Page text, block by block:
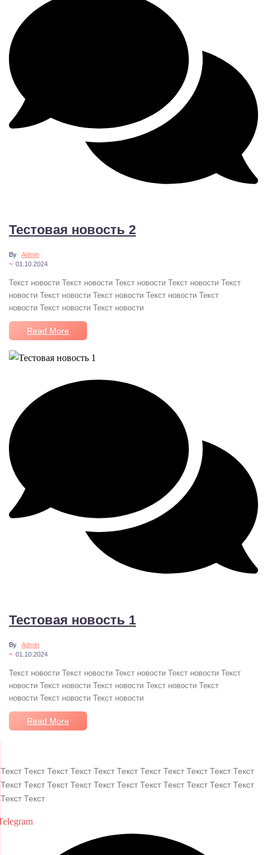
Тестовая новость 2
By
Admin
~ 01.10.2024
Текст новости Текст новости Текст новости Текст новости Текст
новости Текст новости Текст новости Текст новости Текст
новости Текст новости Текст новости
Read More
Тестовая новость 1
By
Admin
~ 01.10.2024
Текст новости Текст новости Текст новости Текст новости Текст
новости Текст новости Текст новости Текст новости Текст
новости Текст новости Текст новости
Read More
Текст Текст Текст Текст Текст Текст Текст Текст Текст Текст Текст
Текст Текст Текст Текст Текст Текст Текст Текст Текст Текст Текст
Текст Текст